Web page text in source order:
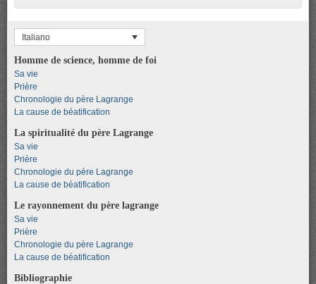
Italiano
Homme de science, homme de foi
Sa vie
Prière
Chronologie du père Lagrange
La cause de béatification
La spiritualité du père Lagrange
Sa vie
Prière
Chronologie du père Lagrange
La cause de béatification
Le rayonnement du père lagrange
Sa vie
Prière
Chronologie du père Lagrange
La cause de béatification
Bibliographie